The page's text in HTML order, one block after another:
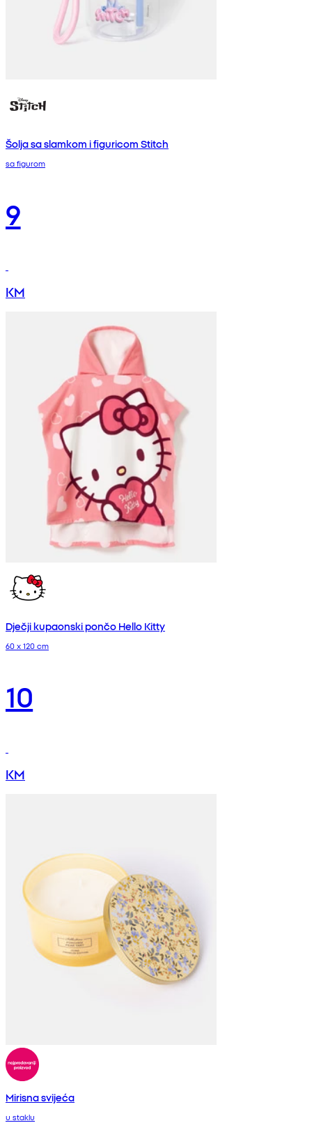
Šolja sa slamkom i figuricom Stitch
sa figurom
9
KM
Dječji kupaonski pončo Hello Kitty
60 x 120 cm
10
KM
Mirisna svijeća
u staklu